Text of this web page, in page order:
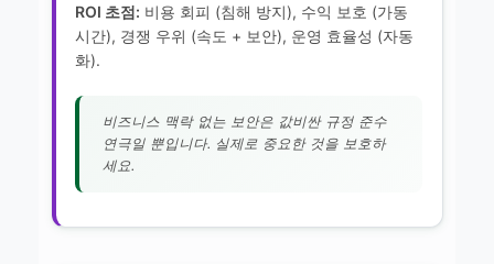
ROI 초점: 비용 회피 (침해 방지), 수익 보호 (가동
시간), 경쟁 우위 (속도 + 보안), 운영 효율성 (자동
화).
비즈니스 맥락 없는 보안은 값비싼 규정 준수
연극일 뿐입니다. 실제로 중요한 것을 보호하
세요.